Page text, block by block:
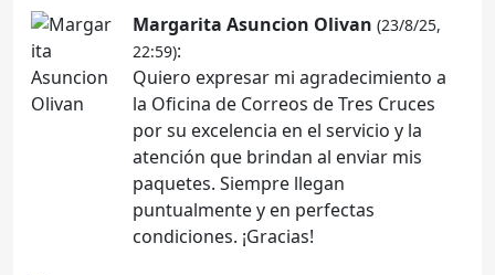
Margarita Asuncion Olivan (23/8/25,
22:59):
Quiero expresar mi agradecimiento a
la Oficina de Correos de Tres Cruces
por su excelencia en el servicio y la
atención que brindan al enviar mis
paquetes. Siempre llegan
puntualmente y en perfectas
condiciones. ¡Gracias!